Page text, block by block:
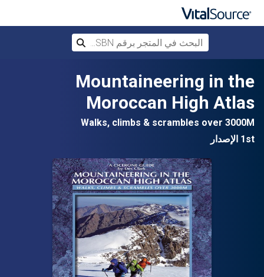
Mountaineering in the
Moroccan High Atlas
Walks, climbs & scrambles over 3000M
1st الإصدار